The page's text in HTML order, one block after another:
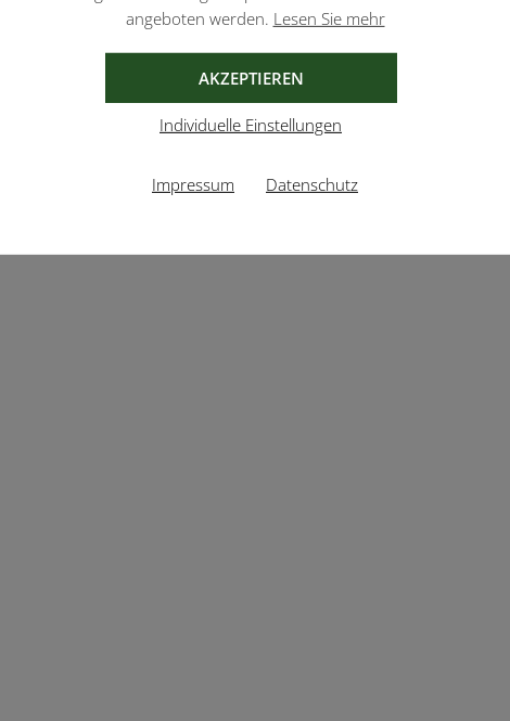
angeboten werden. Lesen Sie mehr
AKZEPTIEREN
Individuelle Einstellungen
Impressum Datenschutz